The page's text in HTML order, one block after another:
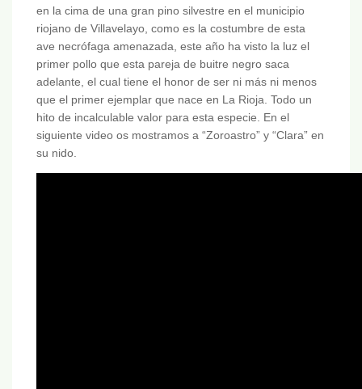
en la cima de una gran pino silvestre en el municipio
riojano de Villavelayo, como es la costumbre de esta
ave necrófaga amenazada, este año ha visto la luz el
primer pollo que esta pareja de buitre negro saca
adelante, el cual tiene el honor de ser ni más ni menos
que el primer ejemplar que nace en La Rioja. Todo un
hito de incalculable valor para esta especie. En el
siguiente video os mostramos a “Zoroastro” y “Clara” en
su nido.